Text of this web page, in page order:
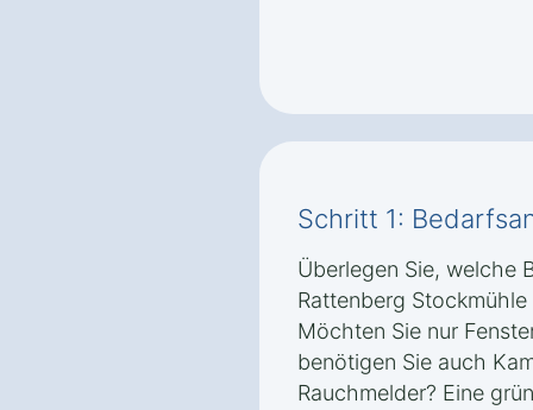
Schritt 1:
Überlegen Sie, welche
Rattenberg
Möchten Sie nur
benötigen Sie auch
Rauchmelder? Eine